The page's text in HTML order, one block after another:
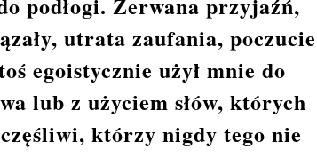
utrata zaufania, poczucie
egoistycznie użył mnie do
lub z użyciem słów, których
którzy nigdy tego nie